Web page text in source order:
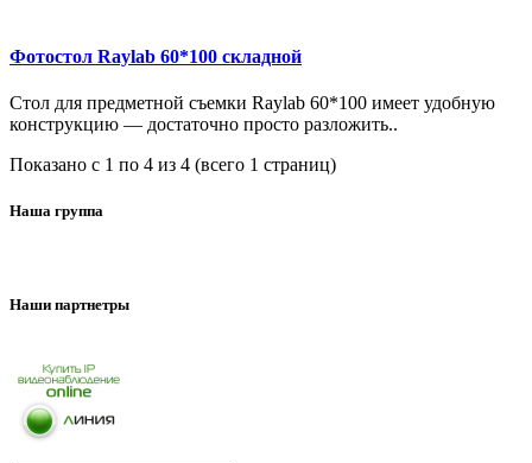
Фотостол Raylab 60*100 складной
Стол для предметной съемки Raylab 60*100 имеет удобную
конструкцию — достаточно просто разложить..
Показано с 1 по 4 из 4 (всего 1 страниц)
Наша группа
Наши партнетры